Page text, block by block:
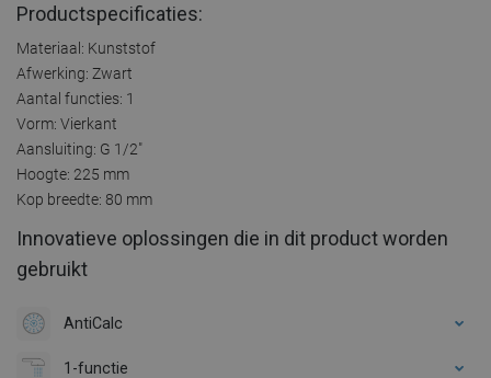
Productspecificaties:
Materiaal: Kunststof
Afwerking: Zwart
Aantal functies: 1
Vorm: Vierkant
Aansluiting: G 1/2"
Hoogte: 225 mm
Kop breedte: 80 mm
Innovatieve oplossingen die in dit product worden
gebruikt
AntiCalc
1-functie